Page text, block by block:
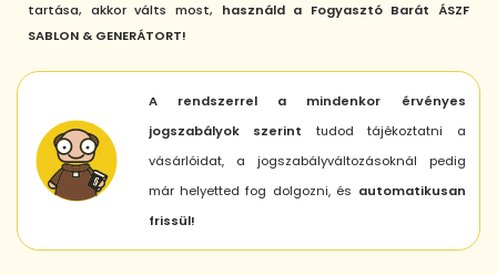
tartása, akkor válts most, használd a Fogyasztó Barát ÁSZF
SABLON & GENERÁTORT!
A rendszerrel a mindenkor érvényes
jogszabályok szerint tudod tájékoztatni a
vásárlóidat, a jogszabályváltozásoknál pedig
már helyetted fog dolgozni, és automatikusan
frissül!